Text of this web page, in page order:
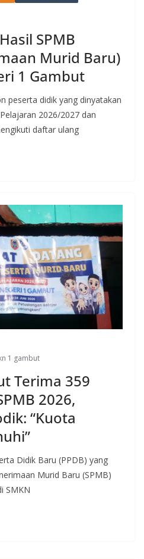
SPMB
Murid Baru)
1 Gambut
peserta didik yang dinyatakan
2026/2027 dan
daftar ulang
1 gambut
Terima 359
2026,
“Kuota
Didik Baru (PPDB) yang
Murid Baru (SPMB)
SMKN